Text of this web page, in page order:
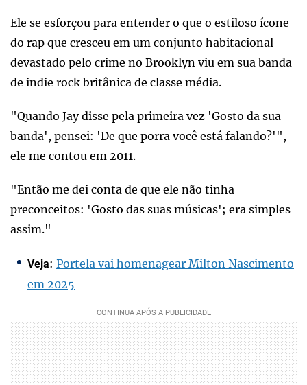
Ele se esforçou para entender o que o estiloso ícone
do rap que cresceu em um conjunto habitacional
devastado pelo crime no Brooklyn viu em sua banda
de indie rock britânica de classe média.
"Quando Jay disse pela primeira vez 'Gosto da sua
banda', pensei: 'De que porra você está falando?'",
ele me contou em 2011.
"Então me dei conta de que ele não tinha
preconceitos: 'Gosto das suas músicas'; era simples
assim."
Veja: Portela vai homenagear Milton Nascimento
em 2025